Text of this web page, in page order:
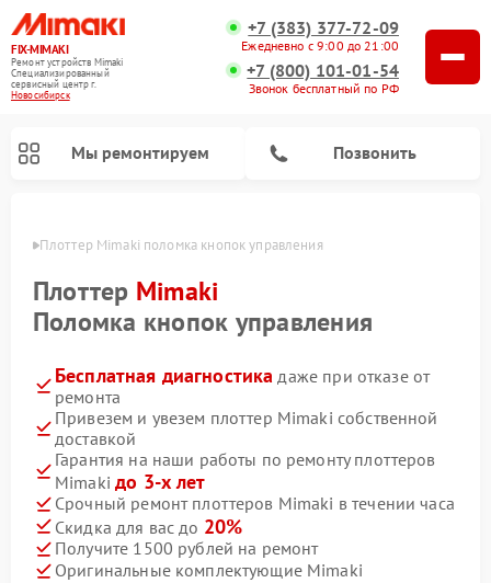
FIX-MIMAKI
Ремонт устройств Mimaki
Специализированный
cервисный центр г.
Новосибирск
+7 (383) 377-72-09
Ежедневно с 9:00 до 21:00
+7 (800) 101-01-54
Звонок бесплатный по РФ
Мы ремонтируем Позвонить
Плоттер Mimaki поломка кнопок управления
Плоттер Mimaki
Поломка кнопок управления
Бесплатная диагностика даже при отказе от
ремонта
Привезем и увезем плоттер Mimaki собственной
доставкой
Гарантия на наши работы по ремонту плоттеров
Mimakiдо 3-х лет
Срочный ремонт плоттеров Mimaki в течении часа
Скидка для вас до 20%
Получите 1500 рублей на ремонт
Оригинальные комплектующие Mimaki